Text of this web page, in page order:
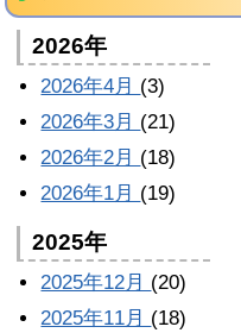
2026年
2026年4月 (3)
2026年3月 (21)
2026年2月 (18)
2026年1月 (19)
2025年
2025年12月 (20)
2025年11月 (18)